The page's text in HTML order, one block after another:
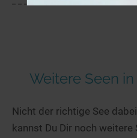
Weitere Seen
Nicht der richtige See
kannst Du Dir noch weitere